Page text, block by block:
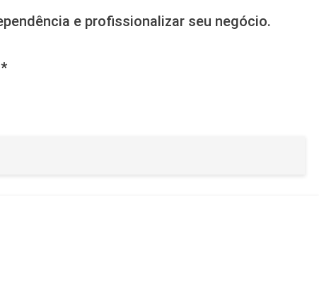
e profissionalizar seu negócio.